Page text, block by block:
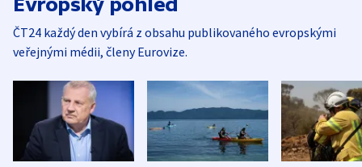
Evropský pohled
ČT24 každý den vybírá z obsahu publikovaného evropskými
veřejnými médii, členy Eurovize.